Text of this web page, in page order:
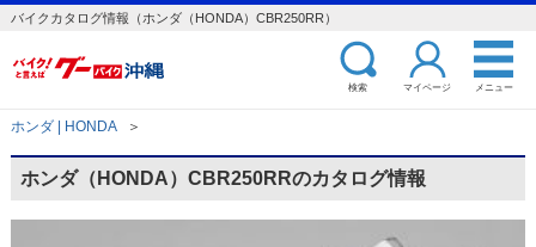
バイクカタログ情報（ホンダ（HONDA）CBR250RR）
検索 マイページ メニュー
ホンダ | HONDA ＞
ホンダ（HONDA）CBR250RRのカタログ情報